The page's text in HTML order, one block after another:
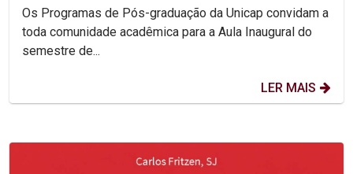
Os Programas de Pós-graduação da Unicap convidam a
toda comunidade acadêmica para a Aula Inaugural do
semestre de...
LER MAIS